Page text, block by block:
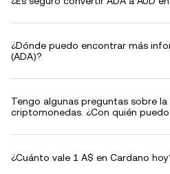
¿Dónde puedo encontrar más
(ADA)?
Tengo algunas preguntas sobre
criptomonedas. ¿Con quién
¿Cuánto vale 1 A$ en Cardano